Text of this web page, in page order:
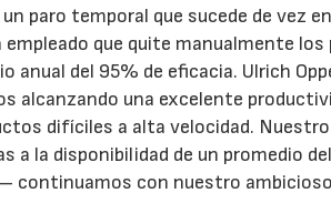
paro temporal que sucede de vez
empleado que quite manualmente
anual del 95% de eficacia. Ulrich
alcanzando una excelente
difíciles a alta velocidad.
a la disponibilidad de un promedio
continuamos con nuestro